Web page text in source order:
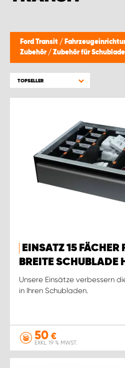
Ford Transit /
Zubehör / Zubehör für
TOPSELLER
EINSATZ 15 FÄCHER
BREITE SCHUBLADE
Unsere Einsätze verbessern
in Ihren Schubladen.
50 €
EXKL. 19 % MWST.
WORK SYSTEM GERA
WORK SYSTEM HAMBURG
WORK SYSTEM LUDWIGSHAFEN
WORK SYSTEM MÜNCHEN
WORK SYSTEM OSNABRÜCK
WORK SYSTEM STUTTGART